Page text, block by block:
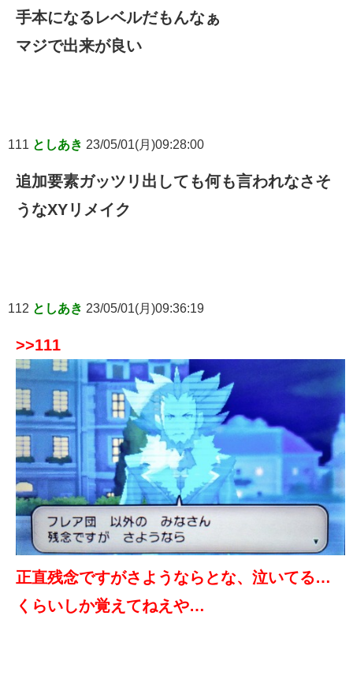
手本になるレベルだもんなぁ
マジで出来が良い
111 としあき 23/05/01(月)09:28:00
追加要素ガッツリ出しても何も言われなさそ
うなXYリメイク
112 としあき 23/05/01(月)09:36:19
>>111
正直残念ですがさようならとな、泣いてる…
くらいしか覚えてねえや…